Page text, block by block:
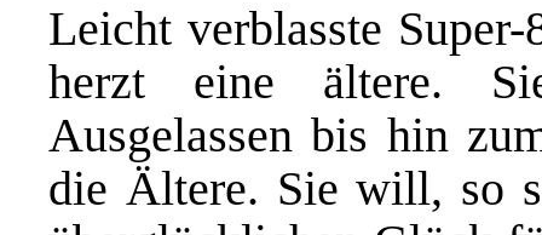
Leicht verblasste
herzt eine ältere.
Ausgelassen bis hin
die Ältere. Sie will, so